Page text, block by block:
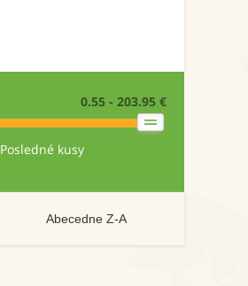
0.55 - 203.95 €
Posledné kusy
Abecedne Z-A